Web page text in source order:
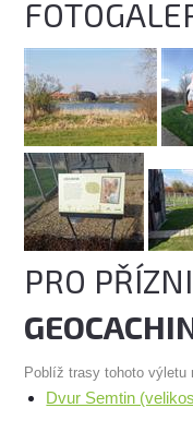
PRO
Poblíž trasy tohoto výletu
Dvur Semtin